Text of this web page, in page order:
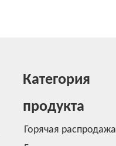
Категория
продукта
Горячая распродажа